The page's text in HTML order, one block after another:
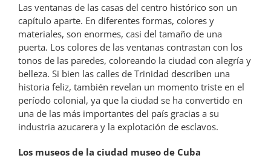
Las ventanas de las casas del centro histórico son un
capítulo aparte. En diferentes formas, colores y
materiales, son enormes, casi del tamaño de una
puerta. Los colores de las ventanas contrastan con los
tonos de las paredes, coloreando la ciudad con alegría y
belleza. Si bien las calles de Trinidad describen una
historia feliz, también revelan un momento triste en el
período colonial, ya que la ciudad se ha convertido en
una de las más importantes del país gracias a su
industria azucarera y la explotación de esclavos.
Los museos de la ciudad museo de Cuba